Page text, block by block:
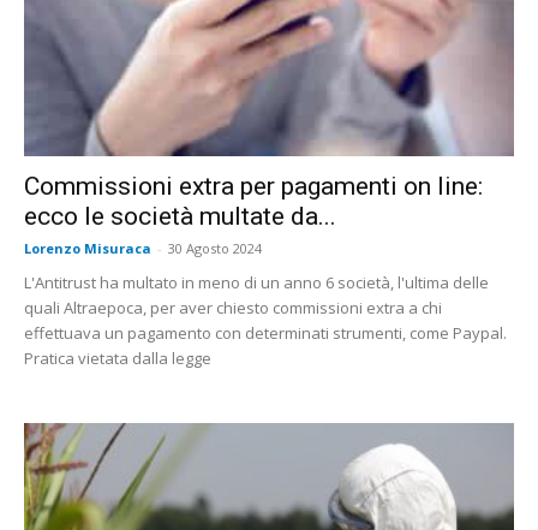
Commissioni extra per pagamenti on line:
ecco le società multate da...
Lorenzo Misuraca - 30 Agosto 2024
L'Antitrust ha multato in meno di un anno 6 società, l'ultima delle
quali Altraepoca, per aver chiesto commissioni extra a chi
effettuava un pagamento con determinati strumenti, come Paypal.
Pratica vietata dalla legge